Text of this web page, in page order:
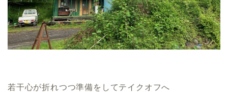
若干心が折れつつ準備をしてテイクオフへ